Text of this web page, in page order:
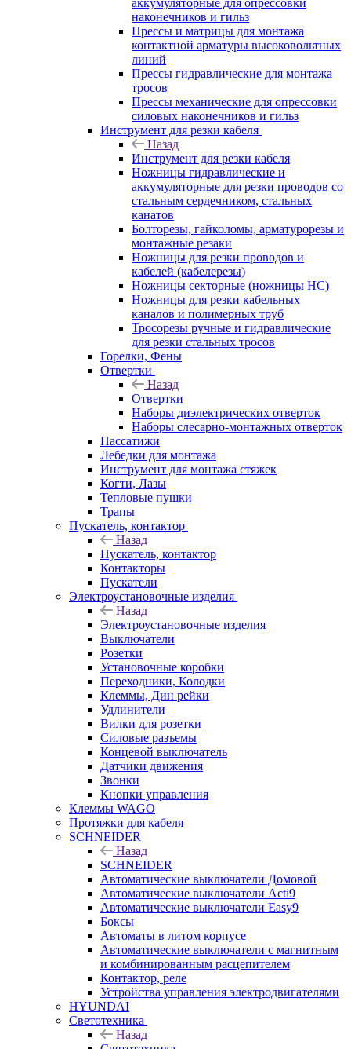
аккумуляторные для опрессовки
наконечников и гильз
Прессы и матрицы для монтажа
контактной арматуры высоковольтных
линий
Прессы гидравлические для монтажа
тросов
Прессы механические для опрессовки
силовых наконечников и гильз
Инструмент для резки кабеля
Назад
Инструмент для резки кабеля
Ножницы гидравлические и
аккумуляторные для резки проводов со
стальным сердечником, стальных
канатов
Болторезы, гайколомы, арматурорезы и
монтажные резаки
Ножницы для резки проводов и
кабелей (кабелерезы)
Ножницы секторные (ножницы НС)
Ножницы для резки кабельных
каналов и полимерных труб
Тросорезы ручные и гидравлические
для резки стальных тросов
Горелки, Фены
Отвертки
Назад
Отвертки
Наборы диэлектрических отверток
Наборы слесарно-монтажных отверток
Пассатижи
Лебедки для монтажа
Инструмент для монтажа стяжек
Когти, Лазы
Тепловые пушки
Трапы
Пускатель, контактор
Назад
Пускатель, контактор
Контакторы
Пускатели
Электроустановочные изделия
Назад
Электроустановочные изделия
Выключатели
Розетки
Установочные коробки
Переходники, Колодки
Клеммы, Дин рейки
Удлинители
Вилки для розетки
Силовые разъемы
Концевой выключатель
Датчики движения
Звонки
Кнопки управления
Клеммы WAGO
Протяжки для кабеля
SCHNEIDER
Назад
SCHNEIDER
Автоматические выключатели Домовой
Автоматические выключатели Acti9
Автоматические выключатели Easy9
Боксы
Автоматы в литом корпусе
Автоматические выключатели с магнитным
и комбинированным расцепителем
Контактор, реле
Устройства управления электродвигателями
HYUNDAI
Светотехника
Назад